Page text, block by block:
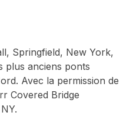
Springfield, New York,
plus anciens ponts
Avec la permission de
Covered Bridge